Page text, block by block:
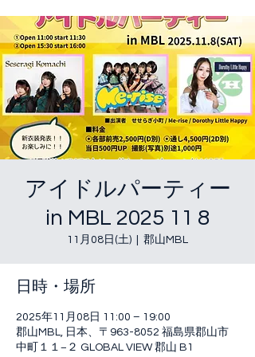
アイドルパーティー
in MBL 2025 11 8
11月08日(土) 郡山MBL
日時・場所
2025年11月08日 11:00 – 19:00
郡山MBL, 日本、〒963-8052 福島県郡山市
中町１１−２ GLOBAL VIEW 郡山 B1